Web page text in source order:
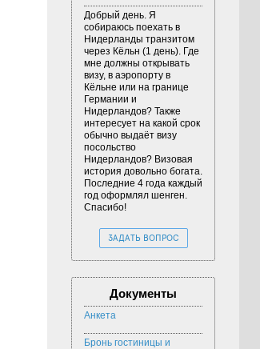
Добрый день. Я
собираюсь поехать в
Нидерланды транзитом
через Кёльн (1 день). Где
мне должны открывать
визу, в аэропорту в
Кёльне или на границе
Германии и
Нидерландов? Также
интересует на какой срок
обычно выдаёт визу
посольство
Нидерландов? Визовая
история довольно богата.
Последние 4 года каждый
год оформлял шенген.
Спасибо!
ЗАДАТЬ ВОПРОС
Документы
Анкета
Бронь гостиницы и